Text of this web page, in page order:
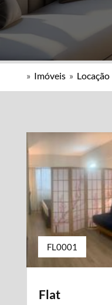
» Imóveis » Locação
FL0001
Flat